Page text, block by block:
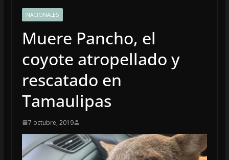
NACIONALES
Muere Pancho, el
coyote atropellado y
rescatado en
Tamaulipas
7 octubre, 2019